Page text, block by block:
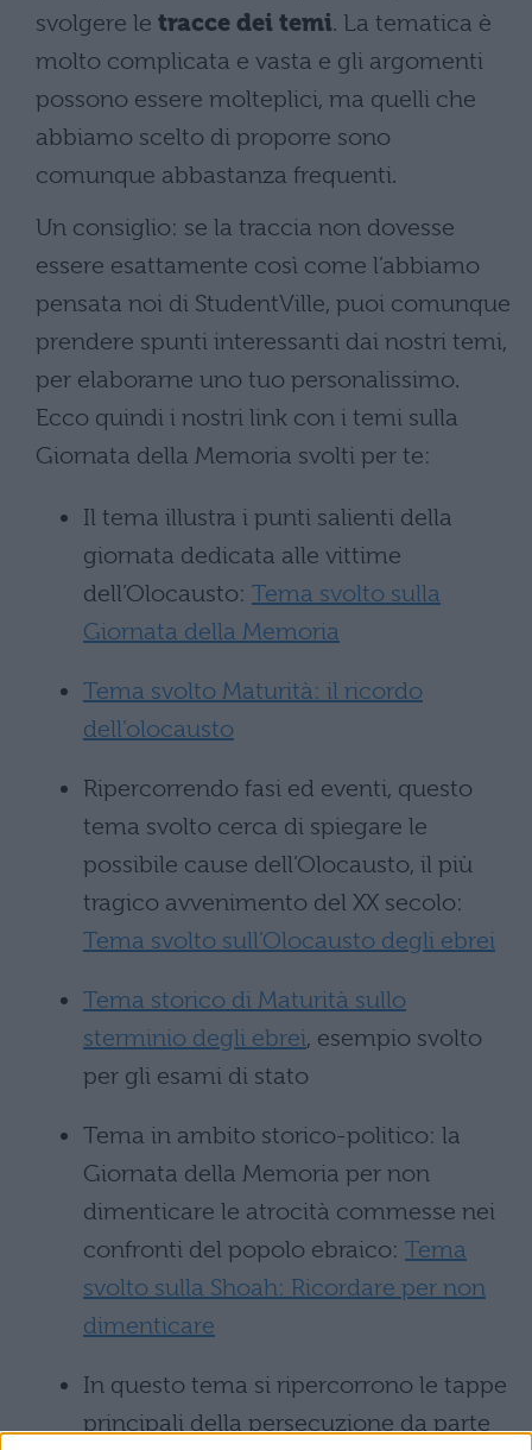
svolgere le tracce dei temi. La tematica è
molto complicata e vasta e gli argomenti
possono essere molteplici, ma quelli che
abbiamo scelto di proporre sono
comunque abbastanza frequenti.
Un consiglio: se la traccia non dovesse
essere esattamente così come l’abbiamo
pensata noi di StudentVille, puoi comunque
prendere spunti interessanti dai nostri temi,
per elaborarne uno tuo personalissimo.
Ecco quindi i nostri link con i temi sulla
Giornata della Memoria svolti per te:
Il tema illustra i punti salienti della
giornata dedicata alle vittime
dell’Olocausto: Tema svolto sulla
Giornata della Memoria
Tema svolto Maturità: il ricordo
dell’olocausto
Ripercorrendo fasi ed eventi, questo
tema svolto cerca di spiegare le
possibile cause dell’Olocausto, il più
tragico avvenimento del XX secolo:
Tema svolto sull’Olocausto degli ebrei
Tema storico di Maturità sullo
sterminio degli ebrei, esempio svolto
per gli esami di stato
Tema in ambito storico-politico: la
Giornata della Memoria per non
dimenticare le atrocità commesse nei
confronti del popolo ebraico: Tema
svolto sulla Shoah: Ricordare per non
dimenticare
In questo tema si ripercorrono le tappe
principali della persecuzione da parte